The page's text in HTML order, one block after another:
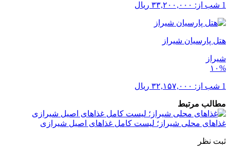
1 شب از: ۳۳,۲۰۰,۰۰۰ ریال
هتل پارسیان شیراز
شیراز
۱۰%
1 شب از: ۳۲,۱۵۷,۰۰۰ ریال
مطالب مرتبط
غذاهای محلی شیراز؛ لیست کامل غذاهای اصیل شیرازی
ثبت نظر